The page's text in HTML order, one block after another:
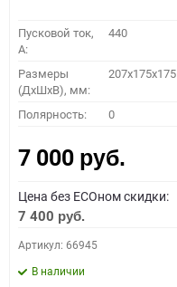
Пусковой ток,
A:
440
Размеры
(ДхШхВ), мм:
207x175x175
Полярность: 0
7 000 руб.
Цена без ECOном скидки:
7 400 руб.
Артикул: 66945
В наличии